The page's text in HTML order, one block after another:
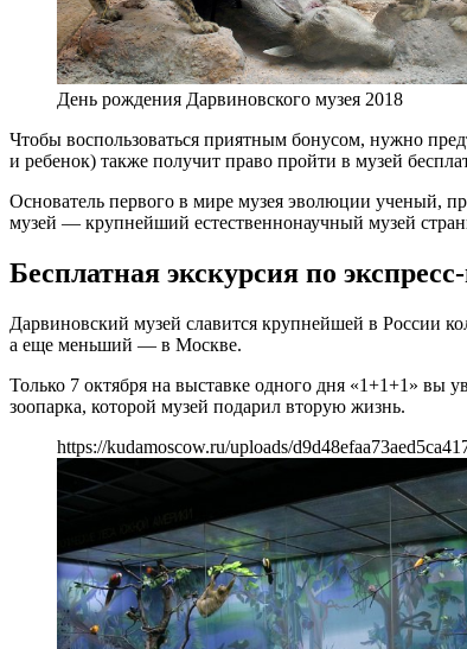
День рождения Дарвиновского музея 2018
Чтобы воспользоваться приятным бонусом, нужно
и ребенок) также получит право пройти в музей
Основатель первого в мире музея эволюции ученый,
музей — крупнейший естественнонаучный музей
Бесплатная экскурсия по
Дарвиновский музей славится крупнейшей в России
а еще меньший — в Москве.
Только 7 октября на выставке одного дня «1+1+1» вы
зоопарка, которой музей подарил вторую жизнь.
https://kudamoscow.ru/uploads/